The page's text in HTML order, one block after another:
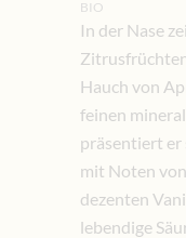
BIO
In der Nase
Hauch von
feinen
präsentiert er
mit Noten
dezenten
lebendige